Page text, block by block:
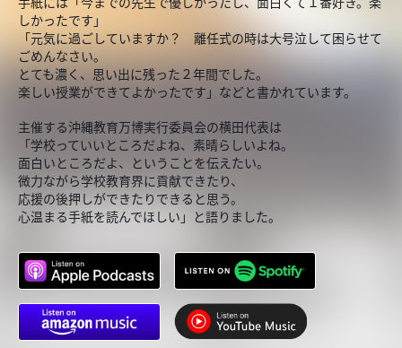
しかったです」
「元気に過ごしていますか？ 離任式の時は大号泣して困らせて
ごめんなさい。
とても濃く、思い出に残った２年間でした。
楽しい授業ができてよかったです」などと書かれています。
主催する沖縄教育万博実行委員会の横田代表は
「学校っていいところだよね、素晴らしいよね。
面白いところだよ、ということを伝えたい。
微力ながら学校教育界に貢献できたり、
応援の後押しができたりできると思う。
心温まる手紙を読んでほしい」と語りました。